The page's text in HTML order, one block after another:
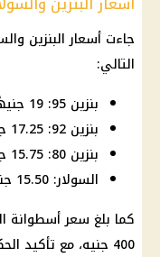
جاءت أسعار البنزين
التالي:
بنزين 95: 19 جنيهًا للتر.
بنزين 92: 17.25 جنيهًا للتر.
بنزين 80: 15.75 جنيهًا للتر.
السولار: 15.50 جنيهًا للتر.
400 جنيه، مع تأكيد